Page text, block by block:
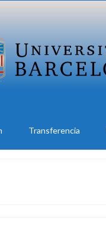
Transferencia